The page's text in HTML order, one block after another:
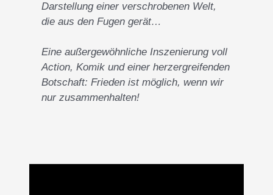
Darstellung einer verschrobenen Welt,
die aus den Fugen gerät…
Eine außergewöhnliche Inszenierung voll
Action, Komik und einer herzergreifenden
Botschaft: Frieden ist möglich, wenn wir
nur zusammenhalten!